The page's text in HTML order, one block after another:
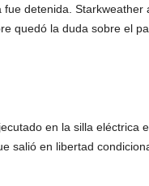
detenida. Starkweather
quedó la duda sobre el
en la silla eléctrica
salió en libertad